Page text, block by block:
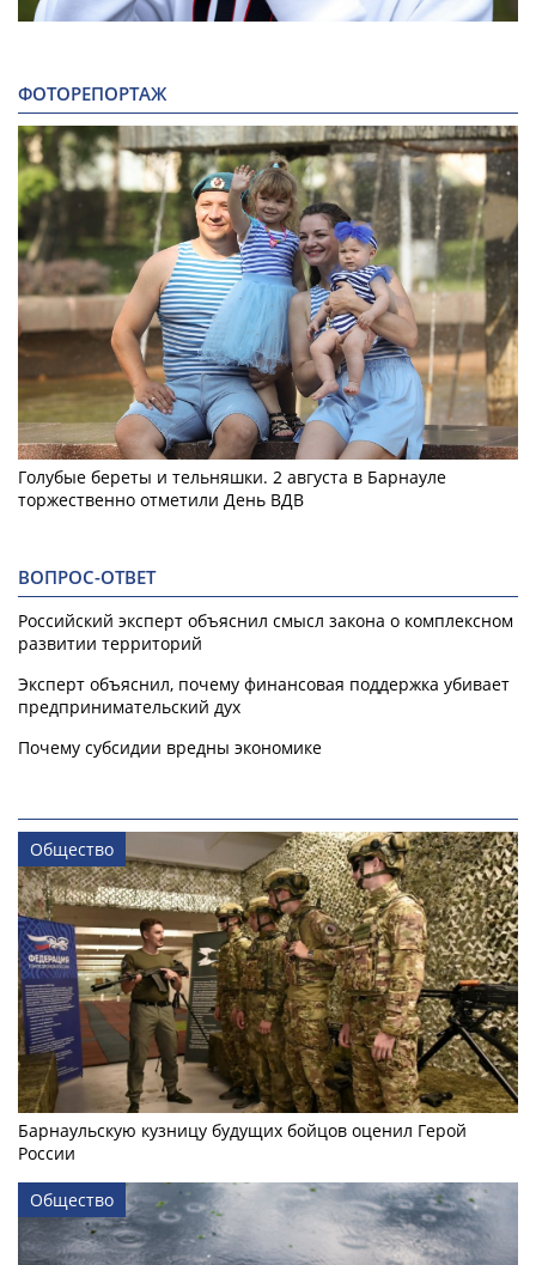
ФОТОРЕПОРТАЖ
Голубые береты и тельняшки. 2 августа в Барнауле
торжественно отметили День ВДВ
ВОПРОС-ОТВЕТ
Российский эксперт объяснил смысл закона о комплексном
развитии территорий
Эксперт объяснил, почему финансовая поддержка убивает
предпринимательский дух
Почему субсидии вредны экономике
Общество
Барнаульскую кузницу будущих бойцов оценил Герой
России
Общество